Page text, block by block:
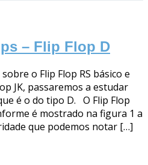
– Flip Flop D
o Flip Flop RS básico e
JK, passaremos a estudar
é o do tipo D. O Flip Flop
é mostrado na figura 1 a
que podemos notar […]